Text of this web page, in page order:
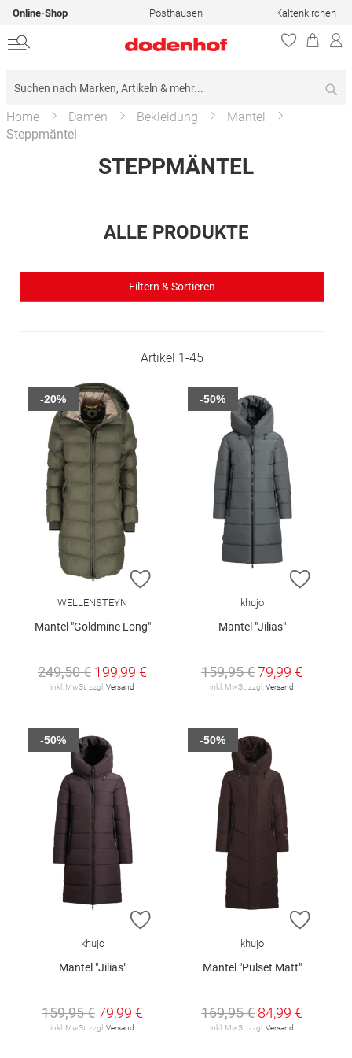
Online-Shop Posthausen Kaltenkirchen
Home Damen Bekleidung
Mäntel
Steppmäntel
STEPPMÄNTEL
ALLE PRODUKTE
Filtern & Sortieren
Artikel 1-45
ZUR WUNSCHLISTE HINZUFÜGEN
WELLENSTEYN
Mantel "Goldmine Long"
249,50 € 199,99 €
inkl. MwSt. zzgl. Versand
-20%
ZUR
khujo
Mantel "Jilias"
159,95 €79,99 €
inkl. MwSt. zzgl. Versand
-50%
ZUR WUNSCHLISTE HINZUFÜGEN
khujo
Mantel "Jilias"
159,95 €79,99 €
inkl. MwSt. zzgl. Versand
-50%
ZUR
khujo
Mantel "Pulset Matt"
169,95 € 84,99 €
inkl. MwSt. zzgl. Versand
-50%